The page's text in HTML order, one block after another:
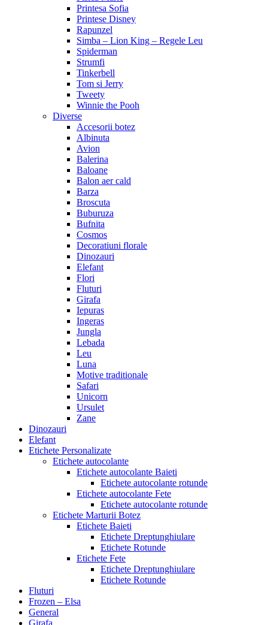
Printesa Sofia
Printese Disney
Rapunzel
Simba – Lion King – Regele Leu
Spiderman
Strumfi
Tinkerbell
Tom si Jerry
Tweety
Winnie the Pooh
Diverse
Accesorii botez
Albinuta
Avion
Balerina
Baloane
Balon aer cald
Barza
Broscuta
Buburuza
Bufnita
Cosmos
Decoratiuni florale
Dinozauri
Elefant
Flori
Fluturi
Girafa
Iepuras
Ingeras
Jungla
Lebada
Leu
Luna
Motive traditionale
Safari
Unicorn
Ursulet
Zane
Dinozauri
Elefant
Etichete Personalizate
Etichete autocolante
Etichete autocolante Baieti
Etichete autocolante rotunde
Etichete autocolante Fete
Etichete autocolante rotunde
Etichete Marturii Botez
Etichete Baieti
Etichete Dreptunghiulare
Etichete Rotunde
Etichete Fete
Etichete Dreptunghiulare
Etichete Rotunde
Fluturi
Frozen – Elsa
General
Girafa